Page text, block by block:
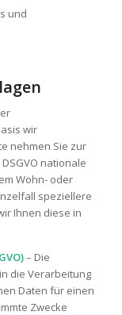
und
wir
nehmen Sie zur
nationale
Wohn- oder
speziellere
Ihnen diese in
– Die
die Verarbeitung
Daten für einen
Zwecke